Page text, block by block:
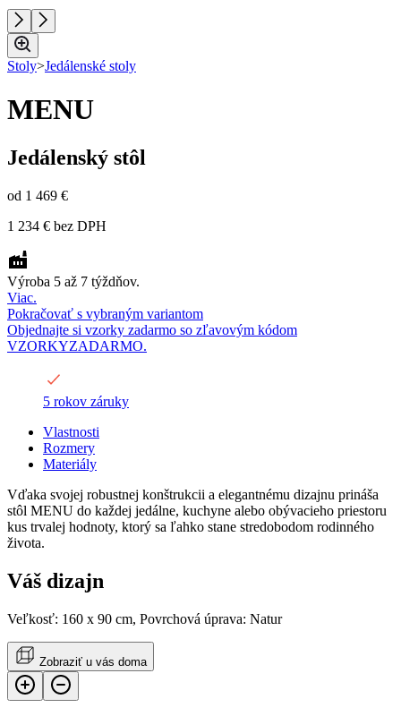
Stoly>Jedálenské stoly
MENU
Jedálenský stôl
od 1 469 €
1 234 € bez DPH
Výroba 5 až 7 týždňov.
Viac.
Pokračovať s vybraným variantom
Objednajte si vzorky zadarmo so zľavovým kódom
VZORKYZADARMO.
5 rokov záruky
Vlastnosti
Rozmery
Materiály
Vďaka svojej robustnej konštrukcii a elegantnému dizajnu prináša
stôl MENU do každej jedálne, kuchyne alebo obývacieho priestoru
kus trvalej hodnoty, ktorý sa ľahko stane stredobodom rodinného
života.
Váš dizajn
Veľkosť: 160 x 90 cm, Povrchová úprava: Natur
Zobraziť u vás doma